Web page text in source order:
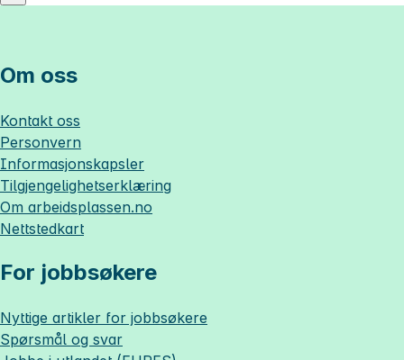
Om oss
Kontakt oss
Personvern
Informasjonskapsler
Tilgjengelighetserklæring
Om arbeidsplassen.no
Nettstedkart
For jobbsøkere
Nyttige artikler for jobbsøkere
Spørsmål og svar